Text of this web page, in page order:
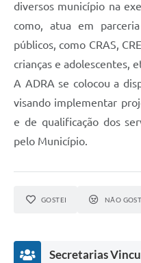
diversos município na
como, atua em
públicos, como CRAS,
crianças e adolescentes,
A ADRA se colocou a
visando implementar
e de qualificação dos
pelo Município.
GOSTEI NÃO
Secretarias